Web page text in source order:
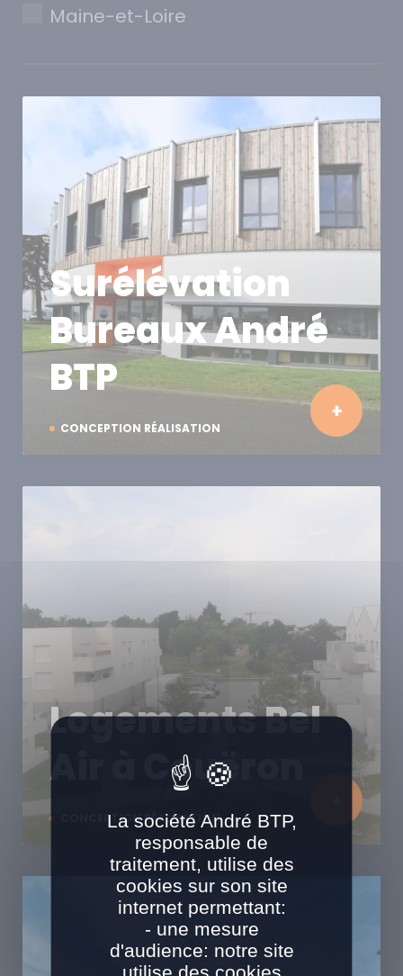
Maine-et-Loire
CONCEPTION RÉALISATION
Surélévation
Bureaux André
BTP
CONCEPTION RÉALISATION
Logements Bel
Air à Couëron
La société André BTP,
responsable de
traitement, utilise des
cookies sur son site
internet permettant:
- une mesure
d'audience: notre site
utilise des cookies